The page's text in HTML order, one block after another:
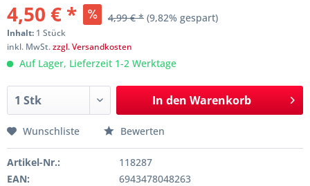
4,50 € * 4,99 € * (9,82% gespart)
Inhalt: 1 Stück
inkl. MwSt.zzgl. Versandkosten
Auf Lager, Lieferzeit 1-2 Werktage
In den Warenkorb
Wunschliste Bewerten
Artikel-Nr.:
118287
EAN:
6943478048263